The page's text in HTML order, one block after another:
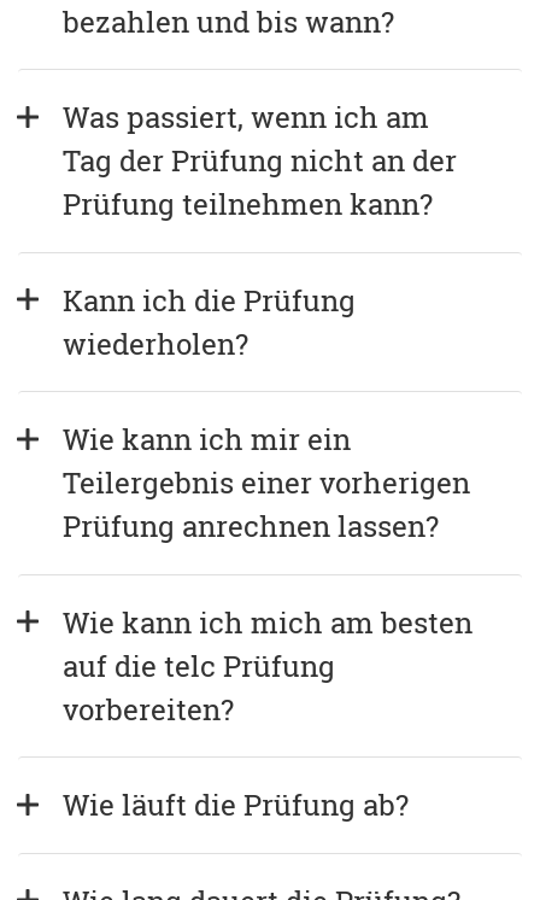
bezahlen und bis wann?
Was passiert, wenn ich am
Tag der Prüfung nicht an der
Prüfung teilnehmen kann?
Kann ich die Prüfung
wiederholen?
Wie kann ich mir ein
Teilergebnis einer vorherigen
Prüfung anrechnen lassen?
Wie kann ich mich am besten
auf die telc Prüfung
vorbereiten?
Wie läuft die Prüfung ab?